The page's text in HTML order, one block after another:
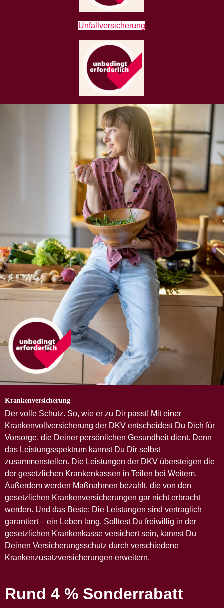
Unfallversicherung
Krankenversicherung
Der volle Schutz. So, wie er zu Dir passt! Mit einer
Krankenvollversicherung der DKV entscheidest Du Dich für
Vorsorge, die Deiner persönlichen Gesundheit dient. Denn
das Leistungsspektrum kannst Du Dir selbst
zusammenstellen. Die Leistungen der DKV übersteigen die
der gesetzlichen Krankenkassen in Teilen bei Weitem.
Außerdem werden Maßnahmen bezahlt, die von den
gesetzlichen Krankenversicherungen gar nicht erbracht
werden. Und das Beste: Die Leistungen sind vertraglich
garantiert – ein Leben lang. Solltest Du freiwillig in der
gesetzlichen Krankenkasse versichert sein, kannst Du
Deinen Versicherungsschutz durch verschiedene
Krankenzusatzversicherungen erweitern.
Rund 4 % Sonderrabatt